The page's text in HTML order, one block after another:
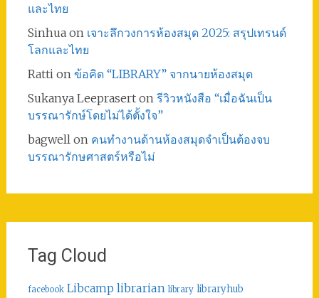
และไทย
Sinhuaon เจาะลึกวงการห้องสมุด 2025: สรุปเทรนด์
โลกและไทย
Ratti on ข้อคิด “LIBRARY” จากนายห้องสมุด
Sukanya Leepraserton รีวิวหนังสือ “เมื่อฉันเป็น
บรรณารักษ์โดยไม่ได้ตั้งใจ”
bagwell on คนทำงานด้านห้องสมุดจำเป็นต้องจบ
บรรณารักษศาสตร์หรือไม่
Tag Cloud
facebook Libcamp librarian library libraryhub